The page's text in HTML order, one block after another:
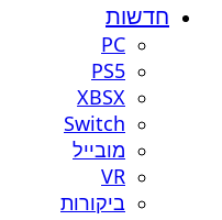
חדשות
PC
PS5
XBSX
Switch
מובייל
VR
ביקורות